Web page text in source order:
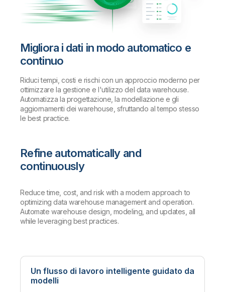
Migliora i dati in modo automatico e
continuo
Riduci tempi, costi e rischi con un approccio moderno per
ottimizzare la gestione e l'utilizzo del data warehouse.
Automatizza la progettazione, la modellazione e gli
aggiornamenti dei warehouse, sfruttando al tempo stesso
le best practice.
Refine automatically and
continuously
Reduce time, cost, and risk with a modern approach to
optimizing data warehouse management and operation.
Automate warehouse design, modeling, and updates, all
while leveraging best practices.
Un flusso di lavoro intelligente guidato da
modelli